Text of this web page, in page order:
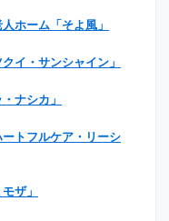
ホーム「そよ風」
イ・サンシャイン」
ナシカ」
トフルケア・リーシ
ザ」